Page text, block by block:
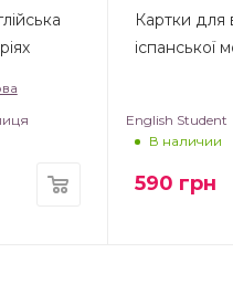
Картки для
іспанської
English Student
В наличии
590 грн